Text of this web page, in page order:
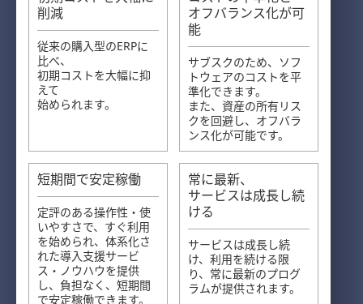
削減
従来の購入型のERPに
比べ、
初期コストを大幅に抑
えて
始められます。
オフバランス化が可
能
サブスクのため、ソフ
トウェアのコストを平
準化できます。
また、資産の所有リス
クを回避し、オフバラ
ンス化が可能です。
短期間で安定稼働
定評のある操作性・使
いやすさで、すぐ利用
を始められ、体系化さ
れた導入支援サービ
ス・ノウハウを提供
し、負担なく、短期間
で安定稼働できます。
常に最新、
サービスは成長し続
ける
サービスは成長し続
け、利用を続ける限
り、常に最新のプログ
ラムが提供されます。